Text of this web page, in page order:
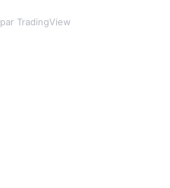
par TradingView